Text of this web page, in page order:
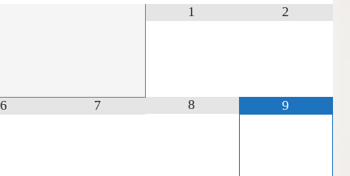
1
2
6 7 8 9